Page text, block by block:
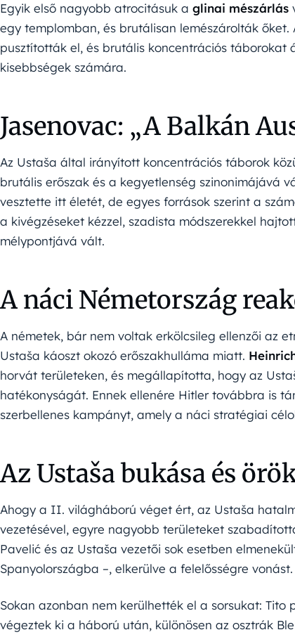
Egyik első nagyobb atrocitásuk a glinai mészárlás
egy templomban, és brutálisan lemészárolták
pusztították el, és brutális koncentrációs táborokat
kisebbségek számára.
Jasenovac: „A Balkán
Az Ustaša által irányított koncentrációs táborok
brutális erőszak és a kegyetlenség szinonimájává
vesztette itt életét, de egyes források szerint a
a kivégzéseket kézzel, szadista módszerekkel
mélypontjává vált.
A náci Németország
A németek, bár nem voltak erkölcsileg ellenzői az
Ustaša káoszt okozó erőszakhulláma miatt.
horvát területeken, és megállapította, hogy az
hatékonyságát. Ennek ellenére Hitler továbbra is
szerbellenes kampányt, amely a náci stratégiai
Az Ustaša bukása és
Ahogy a II. világháború véget ért, az Ustaša
vezetésével, egyre nagyobb területeket
Pavelić és az Ustaša vezetői sok esetben
Spanyolországba –, elkerülve a felelősségre vonást.
Sokan azonban nem kerülhették el a sorsukat:
végeztek ki a háború után, különösen az osztrák